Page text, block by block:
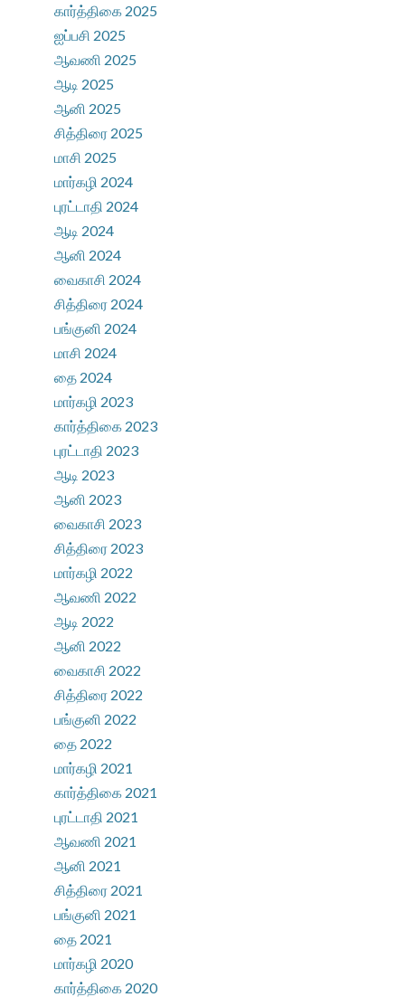
கார்த்திகை 2025
ஐப்பசி 2025
ஆவணி 2025
ஆடி 2025
ஆனி 2025
சித்திரை 2025
மாசி 2025
மார்கழி 2024
புரட்டாதி 2024
ஆடி 2024
ஆனி 2024
வைகாசி 2024
சித்திரை 2024
பங்குனி 2024
மாசி 2024
தை 2024
மார்கழி 2023
கார்த்திகை 2023
புரட்டாதி 2023
ஆடி 2023
ஆனி 2023
வைகாசி 2023
சித்திரை 2023
மார்கழி 2022
ஆவணி 2022
ஆடி 2022
ஆனி 2022
வைகாசி 2022
சித்திரை 2022
பங்குனி 2022
தை 2022
மார்கழி 2021
கார்த்திகை 2021
புரட்டாதி 2021
ஆவணி 2021
ஆனி 2021
சித்திரை 2021
பங்குனி 2021
தை 2021
மார்கழி 2020
கார்த்திகை 2020